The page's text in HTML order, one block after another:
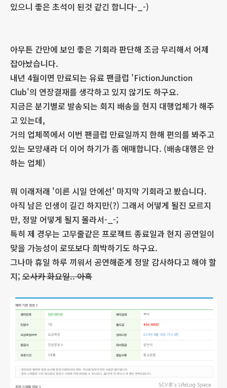
있으니 좋은 초석이 된것 같긴 합니다-_-)
아무튼 간만에 보인 좋은 기회라 판단해 조금 무리해서 어제
잡아놨습니다.
내년 4월이면 만료되는 유료 팬클럽 'FictionJunction
Club'의 연장결재를 생각하고 있지 않기도 하구요.
지금은 분기별로 발송되는 회지 배송을 현지 대행업체가 해주
고 있는데,
거의 업체쪽에서 이번 팬클럽 만료일까지 한해 편의를 봐주고
있는 모양새라 더 이어 하기가 좀 애매합니다. (배송대행은 안
하는 업체)
뭐 이래저래 '이른 시일 안에선' 마지막 기회라고 봤습니다.
아직 남은 인생이 길긴 하지만(?) 그래서 어떻게 될진 모르지
만, 정말 어떻게 될지 몰라서-_-;
특히 제 경우는 고무줄같은 프로젝트 종료일과 현지 공연일이
맞을 가능성이 로또보다 희박하기도 하구요.
그나마 휴일 하루 끼워서 공연해준게 정말 감사하다고 해야 할
지; 오사카 화요일.. 아흑